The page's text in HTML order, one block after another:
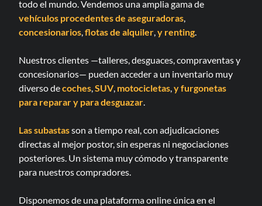
todo el mundo. Vendemos una amplia gama de
vehículos procedentes de aseguradoras
concesionarios flotas de alquiler y renting
Nuestros clientes —talleres, desguaces, compraventas y
concesionarios— pueden acceder a un inventario muy
diverso decoches SUV, motocicletas y furgonetas
para reparary para desguazar
Las subastasson a tiempo real, con adjudicaciones
directas al mejor postor, sin esperas ni negociaciones
posteriores. Un sistema muy cómodo y transparente
para nuestros compradores.
Disponemos de una plataforma online única en el